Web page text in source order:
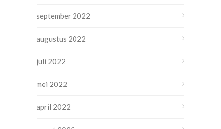
september 2022
augustus 2022
juli 2022
mei 2022
april 2022